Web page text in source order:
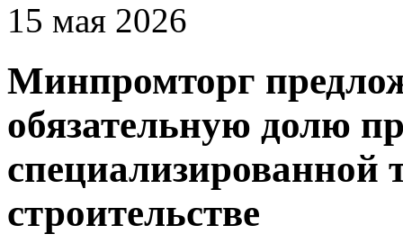
15 мая 2026
Минпромторг
обязательную долю
специализированной
строительстве